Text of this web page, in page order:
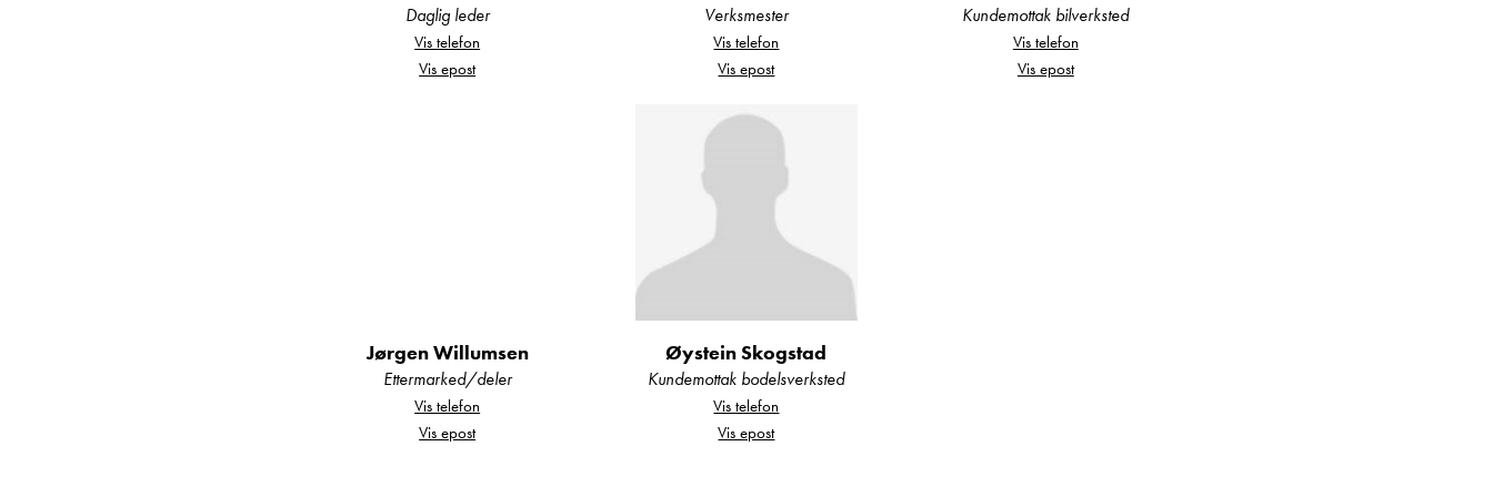
Din sikkerhet:
Alle våre bobiler og campingvogner er fukttestet og det foreligger tilstandsrapport.
Alle våre bobiler er EU-godkjent og skal ha utført service i henhold til serviceprogram,
Eventuell registerreim skal være byttet i henhold til intervall, alternativt byttes den før
Daglig leder
Vis telefon
Vis epost
Verksmester
Vis telefon
Vis epost
Kundemottak bilverksted
Vis telefon
Vis epost
Jørgen Willumsen
Ettermarked/deler
Vis telefon
Vis epost
Øystein Skogstad
Kundemottak bodelsverksted
Vis telefon
Vis epost